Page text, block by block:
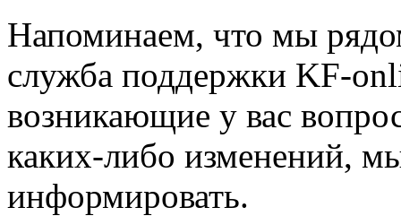
Напоминаем, что мы
служба поддержки KF-
возникающие у вас
каких-либо изменений,
информировать.